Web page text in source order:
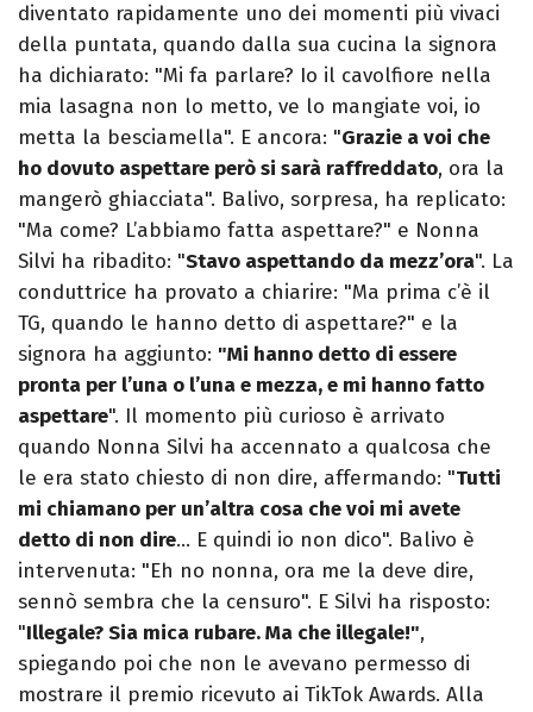
diventato rapidamente uno dei momenti più vivaci
della puntata, quando dalla sua cucina la signora
ha dichiarato: "Mi fa parlare? Io il cavolfiore nella
mia lasagna non lo metto, ve lo mangiate voi, io
metta la besciamella". E ancora: "Grazie a voi che
ho dovuto aspettare però si sarà raffreddato, ora la
mangerò ghiacciata". Balivo, sorpresa, ha replicato:
"Ma come? L’abbiamo fatta aspettare?" e Nonna
Silvi ha ribadito: "Stavo aspettando da mezz’ora". La
conduttrice ha provato a chiarire: "Ma prima c’è il
TG, quando le hanno detto di aspettare?" e la
signora ha aggiunto: "Mi hanno detto di essere
pronta per l’una o l’una e mezza, e mi hanno fatto
aspettare". Il momento più curioso è arrivato
quando Nonna Silvi ha accennato a qualcosa che
le era stato chiesto di non dire, affermando: "Tutti
mi chiamano per un’altra cosa che voi mi avete
detto di non dire… E quindi io non dico". Balivo è
intervenuta: "Eh no nonna, ora me la deve dire,
sennò sembra che la censuro". E Silvi ha risposto:
"Illegale? Sia mica rubare. Ma che illegale!",
spiegando poi che non le avevano permesso di
mostrare il premio ricevuto ai TikTok Awards. Alla